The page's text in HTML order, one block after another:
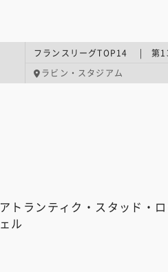
フランスリーグTOP14 | 第
ラビン・スタジアム
アトランティク・スタッド・
ェル